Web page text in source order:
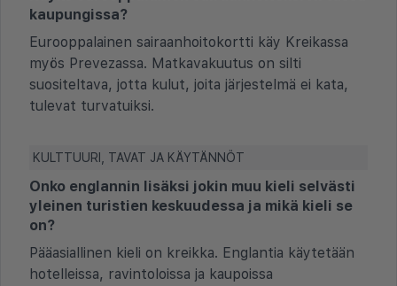
kaupungissa?
Eurooppalainen sairaanhoitokortti käy Kreikassa
myös Prevezassa. Matkavakuutus on silti
suositeltava, jotta kulut, joita järjestelmä ei kata,
tulevat turvatuiksi.
KULTTUURI, TAVAT JA KÄYTÄNNÖT
Onko englannin lisäksi jokin muu kieli selvästi
yleinen turistien keskuudessa ja mikä kieli se
on?
Pääasiallinen kieli on kreikka. Englantia käytetään
hotelleissa, ravintoloissa ja kaupoissa